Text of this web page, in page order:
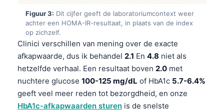
Figuur 3: Dit cijfer geeft de laboratoriumcontext weer
achter een HOMA-IR-resultaat, in plaats van de index
op zichzelf.
Clinici verschillen van mening over de exacte
afkapwaarde, dus ik behandel 2.1 En 4.8 niet als
hetzelfde verhaal. Een resultaat boven 2.0 met
nuchtere glucose 100-125 mg/dL of HbA1c 5.7-6.4%
geeft veel meer reden tot bezorgdheid, en onze
HbA1c-afkapwaarden sturen is de snelste